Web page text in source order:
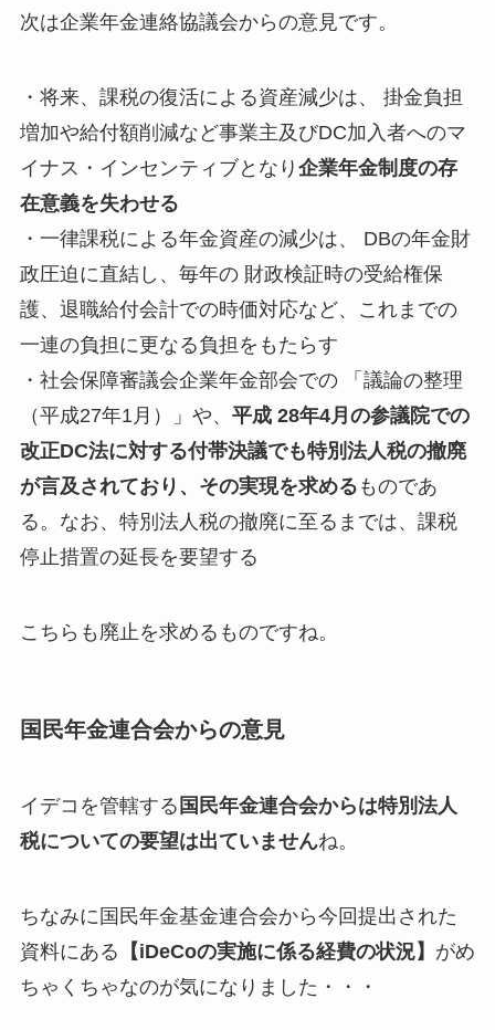
次は企業年金連絡協議会からの意見です。
・将来、課税の復活による資産減少は、 掛金負担
増加や給付額削減など事業主及びDC加入者へのマ
イナス・インセンティブとなり 企業年金制度の存
在意義を失わせる
・一律課税による年金資産の減少は、 DBの年金財
政圧迫に直結し、毎年の 財政検証時の受給権保
護、退職給付会計での時価対応など、これまでの
一連の負担に更なる負担をもたらす
・社会保障審議会企業年金部会での 「議論の整理
（平成27年1月）」や、 平成 28年4月の参議院での
改正DC法に対する付帯決議でも特別法人税の撤廃
が言及されており、その実現を求める ものであ
る。なお、特別法人税の撤廃に至るまでは、課税
停止措置の延長を要望する
こちらも廃止を求めるものですね。
国民年金連合会からの意見
イデコを管轄する 国民年金連合会からは特別法人
税についての要望は出ていませんね。
ちなみに国民年金基金連合会から今回提出された
資料にある 【iDeCoの実施に係る経費の状況】 がめ
ちゃくちゃなのが気になりました・・・